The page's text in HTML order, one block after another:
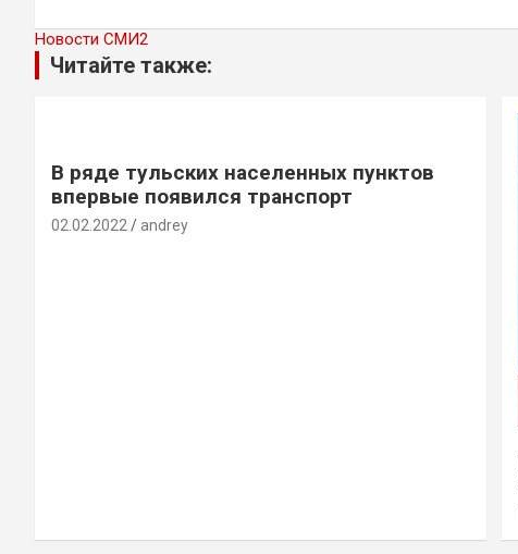
Новости СМИ2
Читайте также:
В ряде тульских населенных пунктов
впервые появился транспорт
02.02.2022 andrey